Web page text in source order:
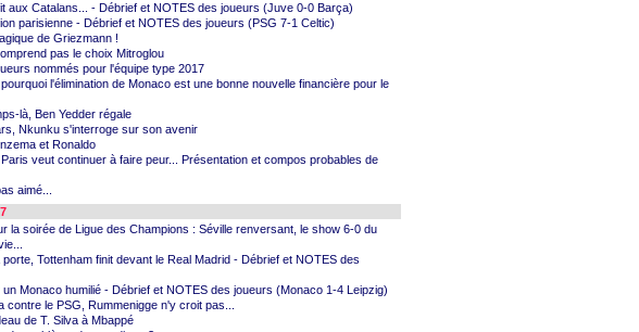
aux Catalans... - Débrief et NOTES des joueurs (Juve 0-0 Barça)
parisienne - Débrief et NOTES des joueurs (PSG 7-1 Celtic)
de Griezmann !
pas le choix Mitroglou
nommés pour l'équipe type 2017
pourquoi l'élimination de Monaco est une bonne nouvelle financière pour le
là, Ben Yedder régale
Nkunku s'interroge sur son avenir
et Ronaldo
Paris veut continuer à faire peur... Présentation et compos probables de
aimé...
la soirée de Ligue des Champions : Séville renversant, le show 6-0 du
porte, Tottenham finit devant le Real Madrid - Débrief et NOTES des
un Monaco humilié - Débrief et NOTES des joueurs (Monaco 1-4 Leipzig)
contre le PSG, Rummenigge n'y croit pas...
de T. Silva à Mbappé